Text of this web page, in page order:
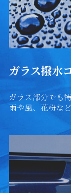
ガラス撥水
ガラス部分でも
雨や風、花粉な